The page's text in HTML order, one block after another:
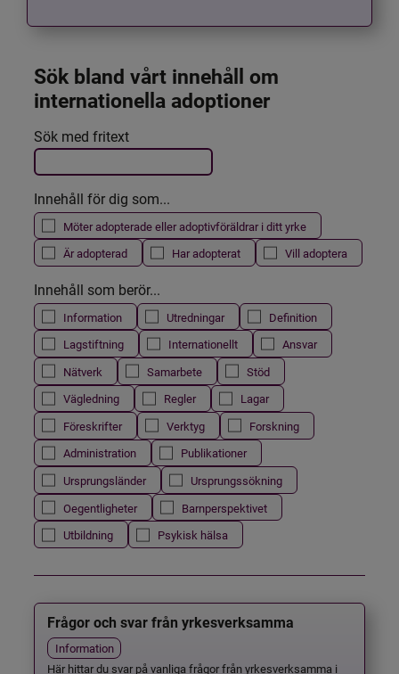
Sök bland vårt innehåll om
internationella adoptioner
Filtrera resultatet
Det här formuläret postas automatiskt
Sök med fritext
Innehåll för dig som...
Möter adopterade eller adoptivföräldrar i ditt yrke
Är adopterad
Har adopterat Vill adoptera
Innehåll som berör...
Information Utredningar
Definition
Lagstiftning
Internationellt
Ansvar
Nätverk
Samarbete
Stöd
Vägledning
Regler
Lagar
Föreskrifter
Verktyg
Forskning
Administration
Publikationer
Ursprungsländer
Ursprungssökning
Oegentligheter
Barnperspektivet
Utbildning
Psykisk hälsa
Frågor och svar från yrkesverksamma
Information
Här hittar du svar på vanliga frågor från yrkesverksamma i